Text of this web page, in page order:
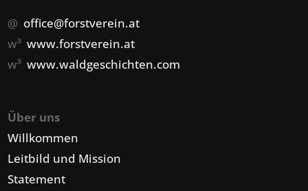
@ office@forstverein.at
w³www.forstverein.at
w³www.waldgeschichten.com
Über uns
Willkommen
Leitbild und Mission
Statement